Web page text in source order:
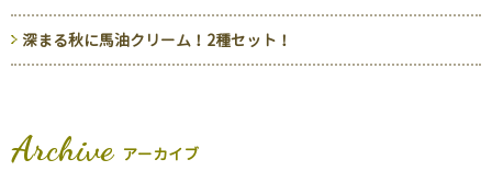
深まる秋に馬油クリーム！2種セット！
Archive アーカイブ